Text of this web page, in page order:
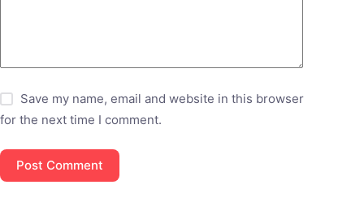
Save my name, email and website in this browser
for the next time I comment.
Post Comment